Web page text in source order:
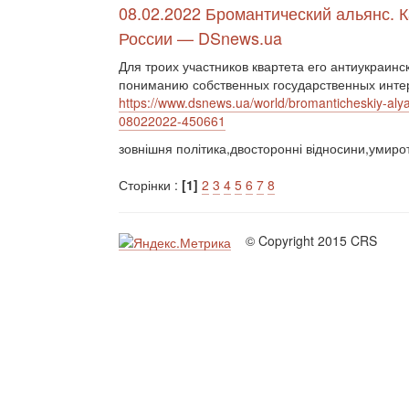
08.02.2022 Бромантический альянс.
России — DSnews.ua
Для троих участников квартета его
пониманию собственных государственных
https://www.dsnews.ua/world/bromanticheskiy-
08022022-450661
зовнішня політика,двосторонні
Сторінки : [1] 2 3 4 5 6 7 8
© Copyright 2015 CRS